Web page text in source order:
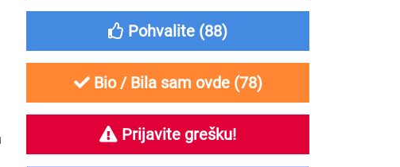
Pohvalite (88)
Bio / Bila sam ovde (78)
Prijavite grešku!